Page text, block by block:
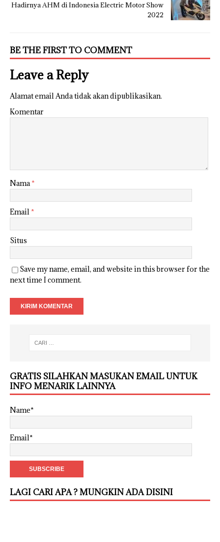
Hadirnya AHM di Indonesia Electric Motor Show
2022
BE THE FIRST TO COMMENT
Leave a Reply
Alamat email Anda tidak akan dipublikasikan.
Komentar
Nama*
Email *
Situs
Save my name, email, and website in this browser for the
next time I comment.
GRATIS SILAHKAN MASUKAN EMAIL UNTUK
INFO MENARIK LAINNYA
Name*
Email*
LAGI CARI APA ? MUNGKIN ADA DISINI